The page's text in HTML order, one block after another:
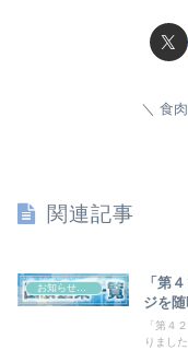
食
関連記事
お知らせ＆最新ニュース
「第
ジを
「第４
りまし